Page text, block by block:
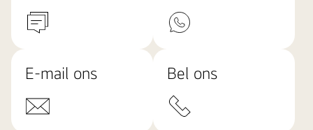
E-mail ons Bel ons